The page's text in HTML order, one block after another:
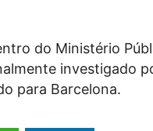
do Ministério
investigado
para Barcelona.